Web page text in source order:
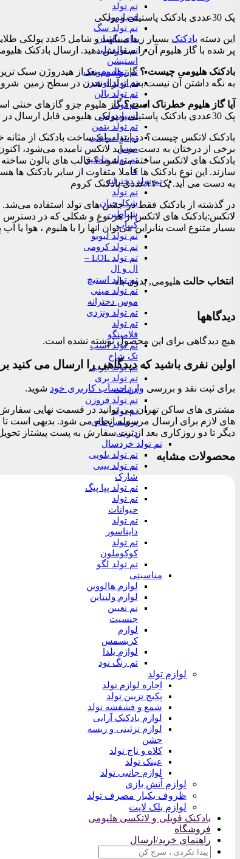
تم تولد
فضانورد
تم تولد سگ
های نگهبان
تم تولد پلی
استیشن
تم تولد سونیک
تم تولد اونجرز
تم تولد بالن
تم تولد
اسپایدرمن
تم تولد بتمن
تم تولد میکی
موس
تم تولد ماشین
ها
تم تولد دخترانه
تم تولد
شکارچیان
شیاطین
کیپاپ
تم تولد لبوبو
تم تولد کرومی
تم تولد LOL –
ال و ال
تم تولد استیچ
تم تولد مینی
موس دخترانه
تم تولد ونزدی
تم تولد
فلامینگو
تم تولد اسب
تک شاخ
تم تولد باربی
تم تولد پری
دریایی
تم تولد فروزن
تم تولد
پرنسس های
دیزنی
تم تولد خردسال
تم تولد بلویی
تم تولد بیبی
شارک
تم تولد پپا پیگ
تم تولد
حیوانات
تم تولد
دایناسور
تم تولد
کوکوملون
تم تولد لگو
مناسبتی
لوازم هالووین
لوازم ولنتاین
تم تعیین
جنسیت
لوازم
کریسمس
لوازم یلدا
تم رنگ نود
لوازم تولد
اجاره لوازم تولد
پکیج تزیین تولد
شمع و فشفشه تولد
لوازم بادکنک آرایی
لوازم تزئینی و ریسه
جشن
کلاه و تاج تولد
عینک تولد
لوازم جانبی تولد
لوازم آتش بازی
ظروف یکبار مصرف تولد
لوازم بلک لایت
بادکنک فویلی و لاتکسی هلیومی
فروشگاه
راهنمای خرید/ارسال
جستجو
پک 30عددی بادکنک پاستیلی و پولکی
این دسته بادکنک
پر شده با گاز هلیوم آن را سفارش دهید. ارسال بادکنک
بادکنک هلیومی چیست ؟گازهلیوم بعد از هیدروژن سبک‌
به نگه داشتن آن نیست.بعد از آزاد شدن در سطح زمین
آیا گاز هلیوم خطرناک است؟گاز هلیوم جزو گازهای خنثی
پک 30عددی بادکنک پاستیلی و پولکی هلیومی قابل ارسال در شهر تهران میباشد.
بادکنک لاتکس چیست؟ در ابتدا برای ساخت بادکنک از مثانه
برخی از درختان به دست می‌آید لاتکس نامیده می‌شود،
بادکنک های لاتکس ساخته می‌شوند؟ قالب های بالون
سازند. این نوع بادکنک ها کاملا متفاوت از سایر بادکنک
به دست می آید. پک ۱۴عددی بادکنک کروم
در گذشته از بادکنک فقط در جشن های تولد استفاده می‌شد.
لاتکس:بادکنک های لاتکس از هر نوع و شکلی که در دسترس
بسیار متنوع است بنابراین می‌توان آنها را با هلیوم ، هوا یا آب پر
انتخاب حالت هلیومی, بدون باد
دیدگاهها
هیچ دیدگاهی برای این محصول نوشته نشده است.
اولین نفری باشید که دیدگاهی را ارسال می کنید برای “پک 30عددی بادکنک
برای ثبت نقد و بررسی وارد حساب کاربری خود شوید.
دیگر تا دو روزکاری بعد از ثبت سفارش به پست پیشتاز
محصولات مشابه